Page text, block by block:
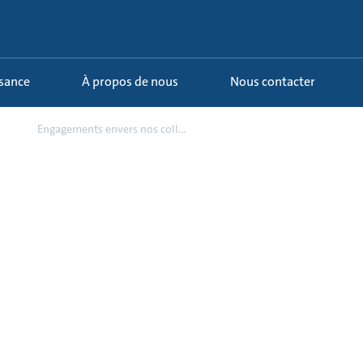
À propos de nous Nous contacter
Engagements envers nos coll...